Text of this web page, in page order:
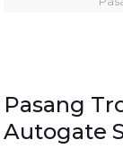
Pasang
Autogate